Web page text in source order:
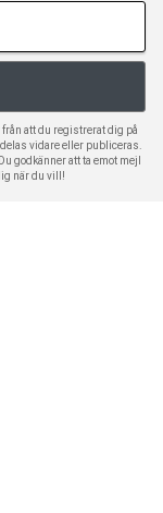
att du registrerat dig på
vidare eller publiceras.
godkänner att ta emot mejl
när du vill!